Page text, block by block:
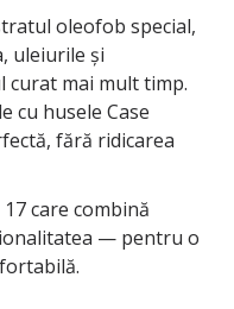
oleofob special,
uleiurile și
curat mai mult timp.
cu husele Case
fără ridicarea
care combină
— pentru o